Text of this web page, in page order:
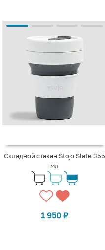
Складной стакан Stojo Slate 355
мл
1 950 ₽